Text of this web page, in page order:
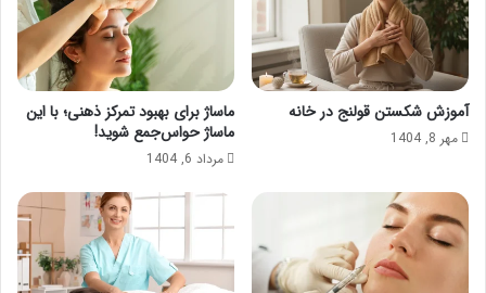
آموزش شکستن قولنج در خانه
مهر 8, 1404
ماساژ برای بهبود تمرکز ذهنی؛ با این
ماساژ حواس‌جمع شوید!
مرداد 6, 1404